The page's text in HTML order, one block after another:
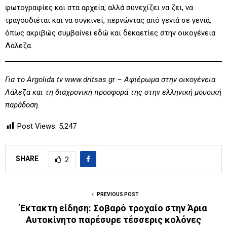
φωτογραφίες και στα αρχεία, αλλά συνεχίζει να ζει, να
τραγουδιέται και να συγκινεί, περνώντας από γενιά σε γενιά,
όπως ακριβώς συμβαίνει εδώ και δεκαετίες στην οικογένεια
Λάλεζα.
Για το Argolida tv www.dritsas.gr – Αφιέρωμα στην οικογένεια
Λάλεζα και τη διαχρονική προσφορά της στην ελληνική μουσική
παράδοση.
Post Views: 5,247
SHARE 2
PREVIOUS POST
Έκτακτη είδηση: Σοβαρό τροχαίο στην Άρια
Αυτοκίνητο παρέσυρε τέσσερις κολόνες